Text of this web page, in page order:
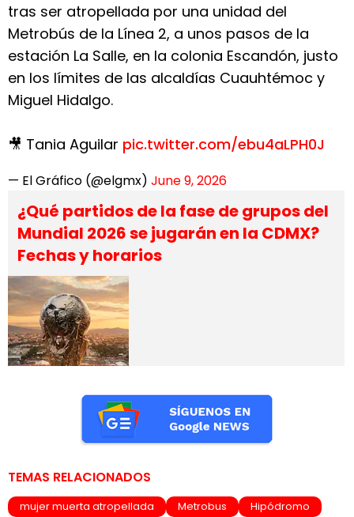
tras ser atropellada por una unidad del
Metrobús de la Línea 2, a unos pasos de la
estación La Salle, en la colonia Escandón, justo
en los límites de las alcaldías Cuauhtémoc y
Miguel Hidalgo.
🎥 Tania Aguilar pic.twitter.com/ebu4aLPH0J
— El Gráfico (@elgmx) June 9, 2026
¿Qué partidos de la fase de grupos del
Mundial 2026 se jugarán en la CDMX?
Fechas y horarios
TEMAS RELACIONADOS
mujer muerta atropellada Metrobus
Hipódromo